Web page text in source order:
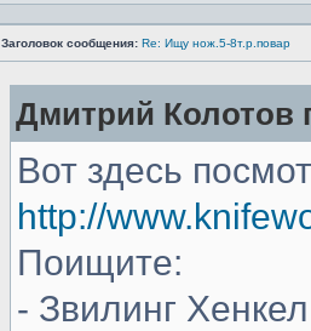
Заголовок сообщения: Re: Ищу нож.5-8т.р.повар
Дмитрий Колотов
Вот здесь
http://
Поищите:
- Звилинг